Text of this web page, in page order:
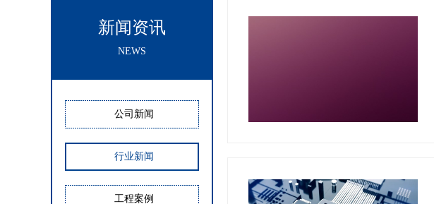
NEWS
公司新闻
行业新闻
工程案例
新闻资讯